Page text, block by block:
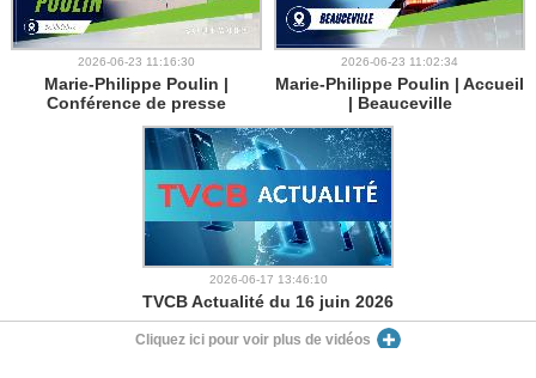
2026-06-23 11:16:30
Marie-Philippe Poulin |
Conférence de presse
2026-06-23 11:02:34
Marie-Philippe Poulin | Accueil
| Beauceville
2026-06-17 13:46:10
TVCB Actualité du 16 juin 2026
Cliquez ici pour voir plus de vidéos